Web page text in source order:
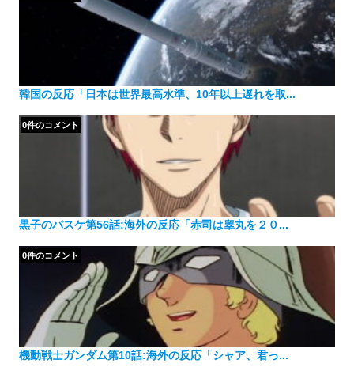
韓国の反応「日本は世界最高水準、10年以上遅れを取...
黒子のバスケ第56話:海外の反応「赤司は睾丸を２０...
0件のコメント
機動戦士ガンダム第10話:海外の反応「シャア、君っ...
0件のコメント